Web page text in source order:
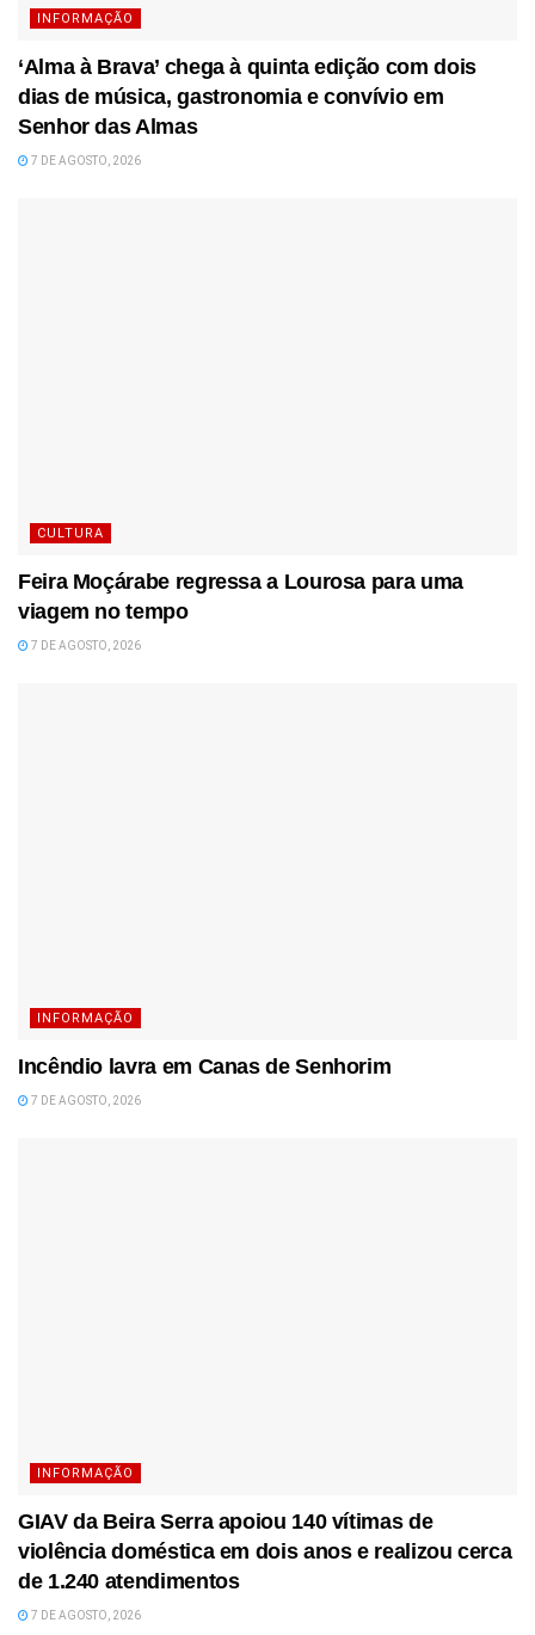
INFORMAÇÃO
‘Alma à Brava’ chega à quinta edição com dois
dias de música, gastronomia e convívio em
Senhor das Almas
7 DE AGOSTO, 2026
CULTURA
Feira Moçárabe regressa a Lourosa para uma
viagem no tempo
7 DE AGOSTO, 2026
INFORMAÇÃO
Incêndio lavra em Canas de Senhorim
7 DE AGOSTO, 2026
INFORMAÇÃO
GIAV da Beira Serra apoiou 140 vítimas de
violência doméstica em dois anos e realizou cerca
de 1.240 atendimentos
7 DE AGOSTO, 2026